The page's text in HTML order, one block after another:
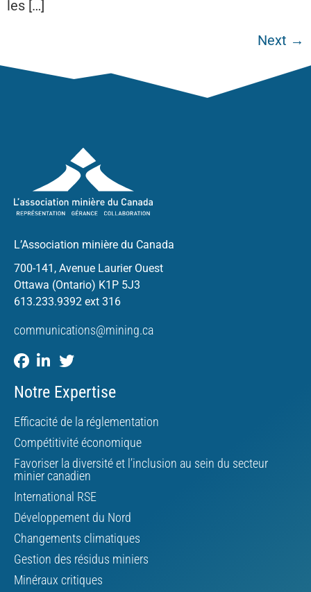
les […]
Next →
L’Association minière du Canada
700-141, Avenue Laurier Ouest
Ottawa (Ontario) K1P 5J3
613.233.9392 ext 316
communications@mining.ca
Notre Expertise
Efficacité de la réglementation
Compétitivité économique
Favoriser la diversité et l’inclusion au sein du secteur
minier canadien
International RSE
Développement du Nord
Changements climatiques
Gestion des résidus miniers
Minéraux critiques